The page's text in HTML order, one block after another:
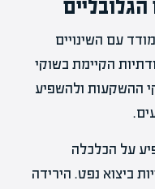
עם השינויים
הקיימת בשוקי
ההשקעות ולהשפיע
על הכלכלה
ביצוא נפט. הירידה